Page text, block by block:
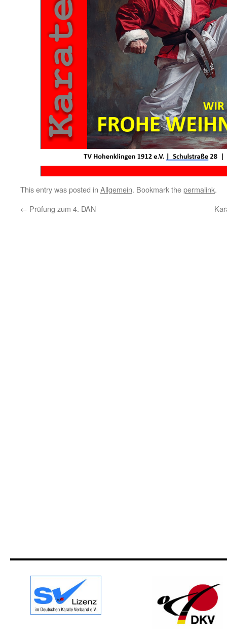
This entry was posted in Allgemein. Bookmark thepermalink.
← Prüfung zum 4. DAN